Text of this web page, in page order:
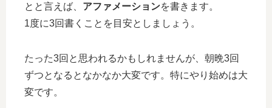
とと言えば、 アファメーションを書きます。
1度に3回書くことを目安としましょう。
たった3回と思われるかもしれませんが、朝晩3回
ずつとなるとなかなか大変です。特にやり始めは大
変です。